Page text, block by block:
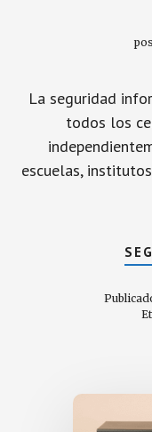
La seguridad
todos los
escuelas,